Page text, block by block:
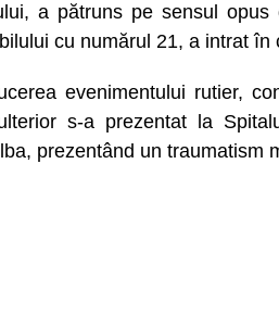
a pătruns pe sensul
cu numărul 21, a intrat
evenimentului rutier,
s-a prezentat la
prezentând un traumatism